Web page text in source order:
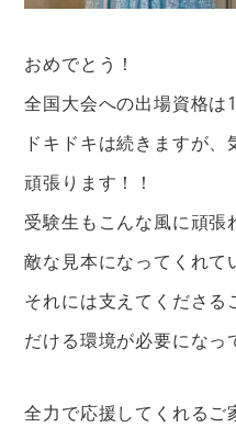
おめでとう！
全国大会への出場資格は
ドキドキは続きますが
頑張ります！！
受験生もこんな風に頑
敵な見本になってくれて
それには支えてくださる
だける環境が必要になっ
全力で応援してくれるご